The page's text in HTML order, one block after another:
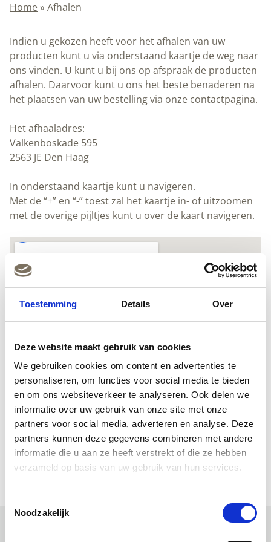
Toestemming Details Over
Deze website maakt gebruik van cookies
We gebruiken cookies om content en advertenties te
personaliseren, om functies voor social media te bieden
en om ons websiteverkeer te analyseren. Ook delen we
informatie over uw gebruik van onze site met onze
partners voor social media, adverteren en analyse. Deze
partners kunnen deze gegevens combineren met andere
informatie die u aan ze heeft verstrekt of die ze hebben
verzameld op basis van uw gebruik van hun services.
Noodzakelijk
Home»Afhalen
Indien u gekozen heeft voor het afhalen van uw
producten kunt u via onderstaand kaartje de weg naar
ons vinden. U kunt u bij ons op afspraak de producten
afhalen. Daarvoor kunt u ons het beste benaderen na
het plaatsen van uw bestelling via onze contactpagina.
Het afhaaladres:
Valkenboskade 595
2563 JE Den Haag
In onderstaand kaartje kunt u navigeren.
Met de “+” en “-” toest zal het kaartje in- of uitzoomen
met de overige pijltjes kunt u over de kaart navigeren.